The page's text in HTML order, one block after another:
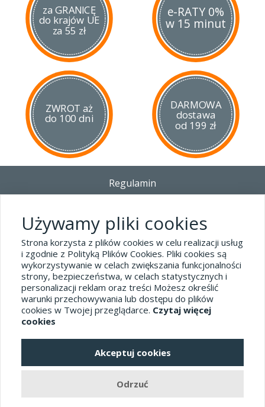
energia początkowa: 16 jouli
ilość strzałów możliwych z jednej kapsuły: 8
prędkośc początkowa: 100 m/s
szyna akcesoryjna 22 mm
za GRANICĘ
do krajów UE
za 55 zł
e-RATY 0%
w 15 minut
ZWROT aż
do 100 dni
DARMOWA
dostawa
od 199 zł
Regulamin
Polityka prywatności i pliki cookies
Blog
Dane kontaktowe
tel.32 445-74-07
sklep@hard-skin.pl
pełna wersja sklepu
Używamy pliki cookies
Strona korzysta z plików cookies w celu realizacji usług
i zgodnie z Polityką Plików Cookies. Pliki cookies są
wykorzystywanie w celach zwiększania funkcjonalności
strony, bezpieczeństwa, w celach statystycznych i
personalizacji reklam oraz treści Możesz określić
warunki przechowywania lub dostępu do plików
cookies w Twojej przeglądarce. Czytaj więcej
cookies
Akceptuj cookies
Odrzuć